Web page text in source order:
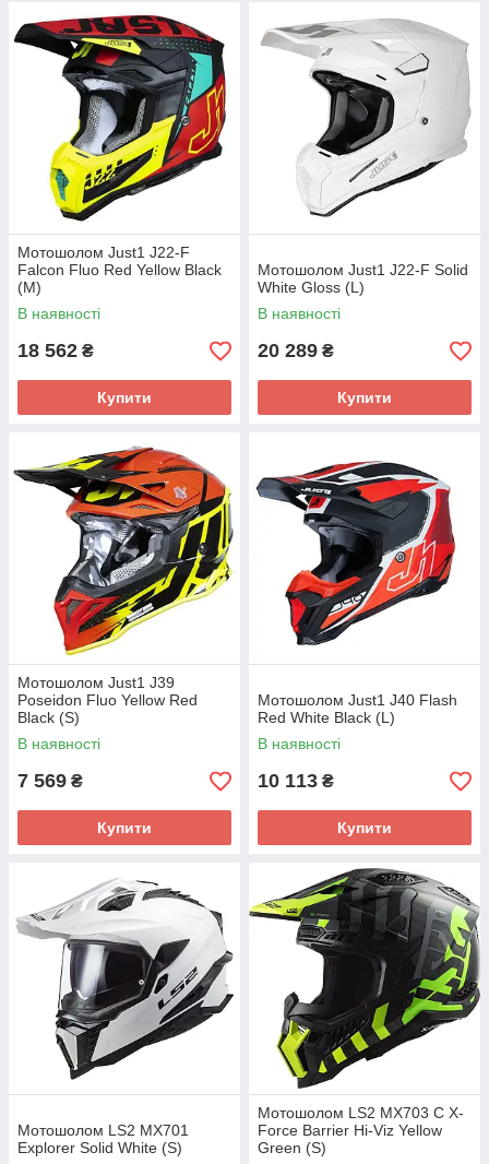
Мотошолом Just1 J22-F
Falcon Fluo Red Yellow Black
(M)
В наявності
18 562 ₴
Купити
Мотошолом Just1 J22-F Solid
White Gloss (L)
В наявності
20 289 ₴
Купити
Мотошолом Just1 J39
Poseidon Fluo Yellow Red
Black (S)
В наявності
7 569 ₴
Купити
Мотошолом Just1 J40 Flash
Red White Black (L)
В наявності
10 113 ₴
Купити
Мотошолом LS2 MX701
Explorer Solid White (S)
Мотошолом LS2 MX703 C X-
Force Barrier Hi-Viz Yellow
Green (S)